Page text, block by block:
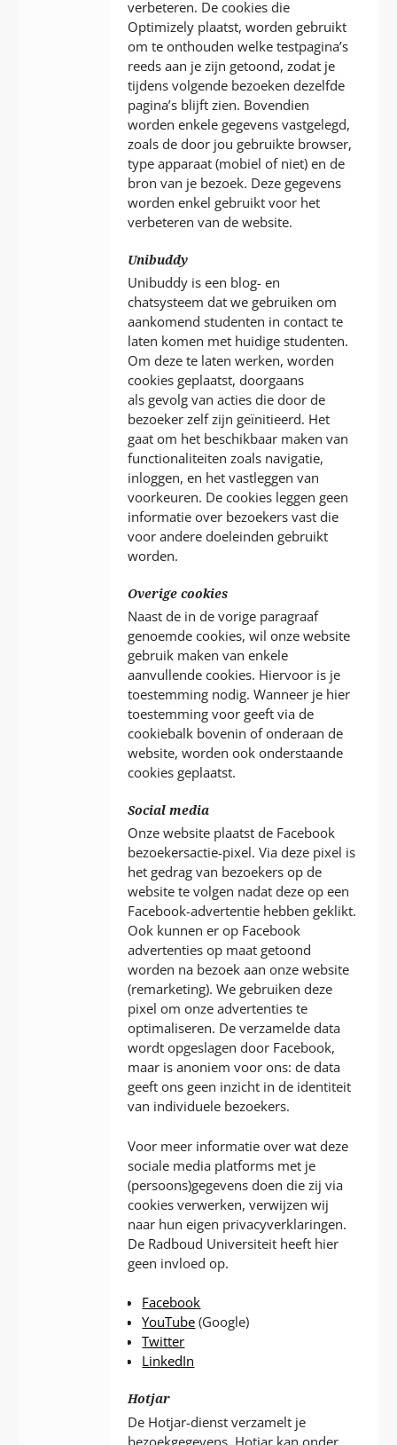
verbeteren. De cookies die
Optimizely plaatst, worden gebruikt
om te onthouden welke testpagina’s
reeds aan je zijn getoond, zodat je
tijdens volgende bezoeken dezelfde
pagina’s blijft zien. Bovendien
worden enkele gegevens vastgelegd,
zoals de door jou gebruikte browser,
type apparaat (mobiel of niet) en de
bron van je bezoek. Deze gegevens
worden enkel gebruikt voor het
verbeteren van de website.
Unibuddy
Unibuddy is een blog- en
chatsysteem dat we gebruiken om
aankomend studenten in contact te
laten komen met huidige studenten.
Om deze te laten werken, worden
cookies geplaatst, doorgaans
als gevolg van acties die door de
bezoeker zelf zijn geïnitieerd. Het
gaat om het beschikbaar maken van
functionaliteiten zoals navigatie,
inloggen, en het vastleggen van
voorkeuren. De cookies leggen geen
informatie over bezoekers vast die
voor andere doeleinden gebruikt
worden.
Overige cookies
Naast de in de vorige paragraaf
genoemde cookies, wil onze website
gebruik maken van enkele
aanvullende cookies. Hiervoor is je
toestemming nodig. Wanneer je hier
toestemming voor geeft via de
cookiebalk bovenin of onderaan de
website, worden ook onderstaande
cookies geplaatst.
Social media
Onze website plaatst de Facebook
bezoekersactie-pixel. Via deze pixel is
het gedrag van bezoekers op de
website te volgen nadat deze op een
Facebook-advertentie hebben geklikt.
Ook kunnen er op Facebook
advertenties op maat getoond
worden na bezoek aan onze website
(remarketing). We gebruiken deze
pixel om onze advertenties te
optimaliseren. De verzamelde data
wordt opgeslagen door Facebook,
maar is anoniem voor ons: de data
geeft ons geen inzicht in de identiteit
van individuele bezoekers.
Voor meer informatie over wat deze
sociale media platforms met je
(persoons)gegevens doen die zij via
cookies verwerken, verwijzen wij
naar hun eigen privacyverklaringen.
De Radboud Universiteit heeft hier
geen invloed op.
Facebook
YouTube (Google)
Twitter
LinkedIn
Hotjar
De Hotjar-dienst verzamelt je
bezoekgegevens. Hotjar kan onder